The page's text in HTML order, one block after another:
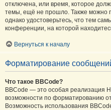
отключена, или время, которое
темы, ещё не прошло. Также можно
однако удостоверьтесь, что тем
конференции, на которой
Вернуться к началу
Форматирование
Что такое BBCode?
BBCode — это особая реализация
возможности по форматированию
Возможность использования